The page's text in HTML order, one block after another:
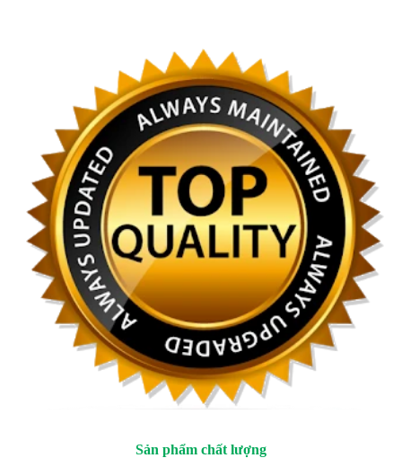
Sản phẩm chất lượng